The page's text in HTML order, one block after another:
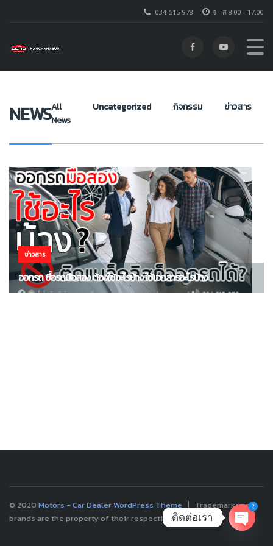
จ - ส 8.00 - 17.00
034-515-978
โตโยต้า ชัวร์ กาญจนบุรี ยังติดแบล็คลิสอยู่แต่อยากได้รถ
NEWSAll
News
Uncategorized กิจกรรม ข่าวสาร
ข่าวสาร
ออกรถ ซื้อรถมือสอง ต้องใช้อะไรบ้าง ใช้เอกสารอะไรบ้าง
© 2020 Motors - Car Dealer WordPress Theme
Trademarks and
brands are the property of their respective owners.
ติดต่อเรา
2